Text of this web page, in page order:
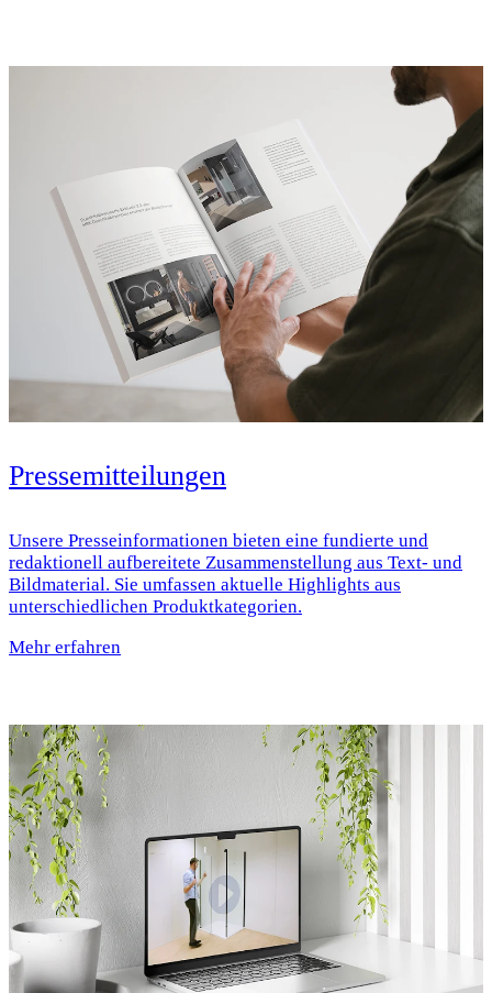
Pressemitteilungen
Unsere Presseinformationen bieten eine fundierte und
redaktionell aufbereitete Zusammenstellung aus Text- und
Bildmaterial. Sie umfassen aktuelle Highlights aus
unterschiedlichen Produktkategorien.
Mehr erfahren